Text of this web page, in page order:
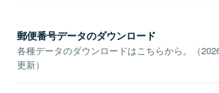
郵便番号データのダウンロード
各種データのダウンロードはこちらから。（
更新）